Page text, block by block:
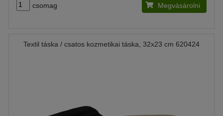
csomag Megvásárolni
Textil táska / csatos kozmetikai táska, 32x23 cm 620424